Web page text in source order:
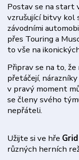
Postav se na start
vzrušující bitvy kol
závodními
přes Touring a
to vše na
Připrav se na to,
přetáčejí,
v pravý moment
se členy svého
nepřáteli.
Užijte si ve hře
různých herních